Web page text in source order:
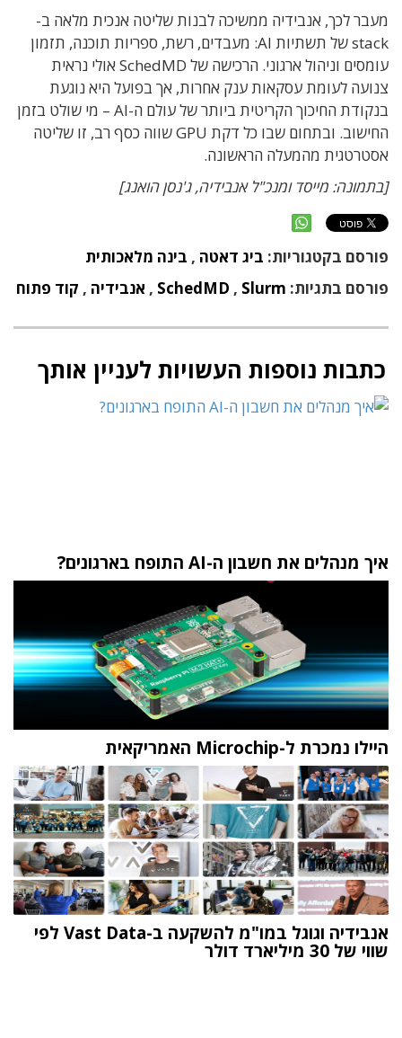
מעבר לכך, אנבידיה ממשיכה לבנות שליטה אנכית מלאה ב-
stack של תשתיות AI: מעבדים, רשת, ספריות תוכנה, תזמון
עומסים וניהול ארגוני. הרכישה של SchedMD אולי נראית
צנועה לעומת עסקאות ענק אחרות, אך בפועל היא נוגעת
בנקודת החיכוך הקריטית ביותר של עולם ה-AI – מי שולט בזמן
החישוב. ובתחום שבו כל דקת GPU שווה כסף רב, זו שליטה
אסטרטגית מהמעלה הראשונה.
[בתמונה: מייסד ומנכ"ל אנבידיה, ג'נסן הואנג]
פורסם בקטגוריות: ביג דאטה , בינה מלאכותית
פורסם בתגיות:
SchedMD , Slurm
, אנבידיה , קוד פתוח
כתבות נוספות העשויות לעניין אותך
איך מנהלים את חשבון ה-AI התופח בארגונים?
היילו נמכרת ל-Microchip האמריקאית
אנבידיה וגוגל במו"מ להשקעה ב-Vast Data לפי
שווי של 30 מיליארד דולר